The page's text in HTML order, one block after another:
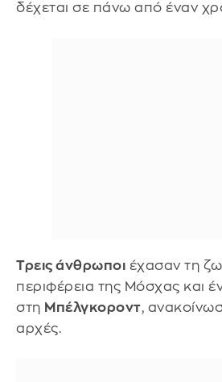
δέχεται σε πάνω από έναν
Τρεις άνθρωποι έχασαν τη
περιφέρεια της Μόσχας και
στη Μπέλγκοροντ,
αρχές.